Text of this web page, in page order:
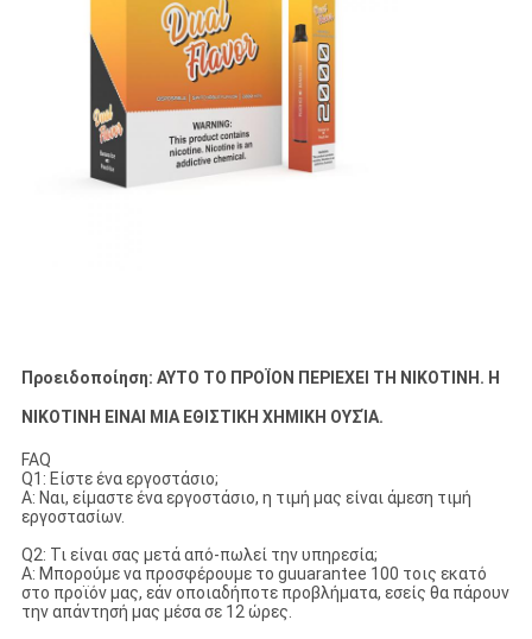
Προειδοποίηση: ΑΥΤΟ ΤΟ ΠΡΟΪΟΝ ΠΕΡΙΕΧΕΙ ΤΗ ΝΙΚΟΤΙΝΗ. Η
ΝΙΚΟΤΙΝΗ ΕΙΝΑΙ ΜΙΑ ΕΘΙΣΤΙΚΗ ΧΗΜΙΚΗ ΟΥΣΊΑ.
FAQ
Q1: Είστε ένα εργοστάσιο;
Α: Ναι, είμαστε ένα εργοστάσιο, η τιμή μας είναι άμεση τιμή
εργοστασίων.
Q2: Τι είναι σας μετά από-πωλεί την υπηρεσία;
Α: Μπορούμε να προσφέρουμε το guuarantee 100 τοις εκατό
στο προϊόν μας, εάν οποιαδήποτε προβλήματα, εσείς θα πάρουν
την απάντησή μας μέσα σε 12 ώρες.